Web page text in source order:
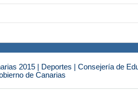
2015 | Deportes | Consejería de
de Canarias